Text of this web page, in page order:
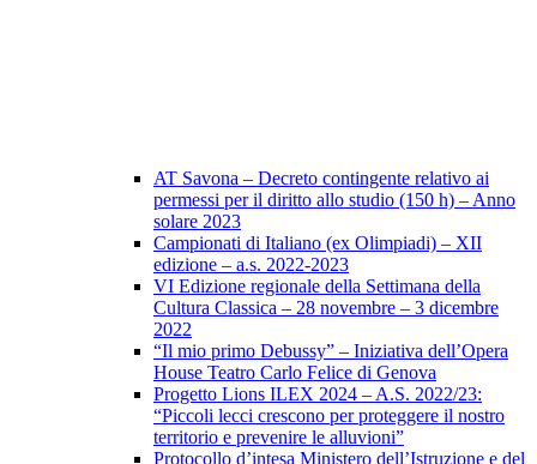
AT Savona – Decreto contingente relativo ai
permessi per il diritto allo studio (150 h) – Anno
solare 2023
Campionati di Italiano (ex Olimpiadi) – XII
edizione – a.s. 2022-2023
VI Edizione regionale della Settimana della
Cultura Classica – 28 novembre – 3 dicembre
2022
“Il mio primo Debussy” – Iniziativa dell’Opera
House Teatro Carlo Felice di Genova
Progetto Lions ILEX 2024 – A.S. 2022/23:
“Piccoli lecci crescono per proteggere il nostro
territorio e prevenire le alluvioni”
Protocollo d’intesa Ministero dell’Istruzione e del